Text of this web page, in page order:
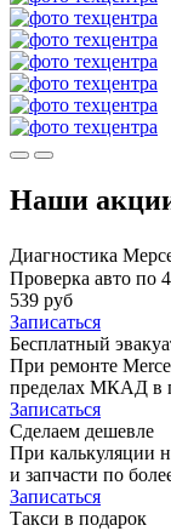
Наши
Диагностика
Проверка авто по
539 руб
Записаться
Бесплатный
При ремонте
пределах МКАД в
Записаться
Сделаем дешевле
При калькуляции
и запчасти по
Записаться
Такси в подарок